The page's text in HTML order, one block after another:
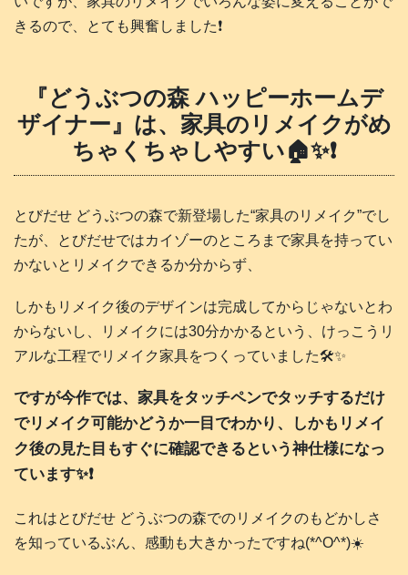
きるので、とても興奮しました❗️
『どうぶつの森 ハッピーホームデ
ザイナー』は、家具のリメイクがめ
ちゃくちゃしやすい🏠️✨❗️
とびだせ どうぶつの森で新登場した“家具のリメイク”でし
たが、とびだせではカイゾーのところまで家具を持ってい
かないとリメイクできるか分からず、
しかもリメイク後のデザインは完成してからじゃないとわ
からないし、リメイクには30分かかるという、けっこうリ
アルな工程でリメイク家具をつくっていました🛠️✨
ですが今作では、家具をタッチペンでタッチするだけ
でリメイク可能かどうか一目でわかり、しかもリメイ
ク後の見た目もすぐに確認できるという神仕様になっ
ています✨❗️
これはとびだせ どうぶつの森でのリメイクのもどかしさ
を知っているぶん、感動も大きかったですね(*^O^*)☀️